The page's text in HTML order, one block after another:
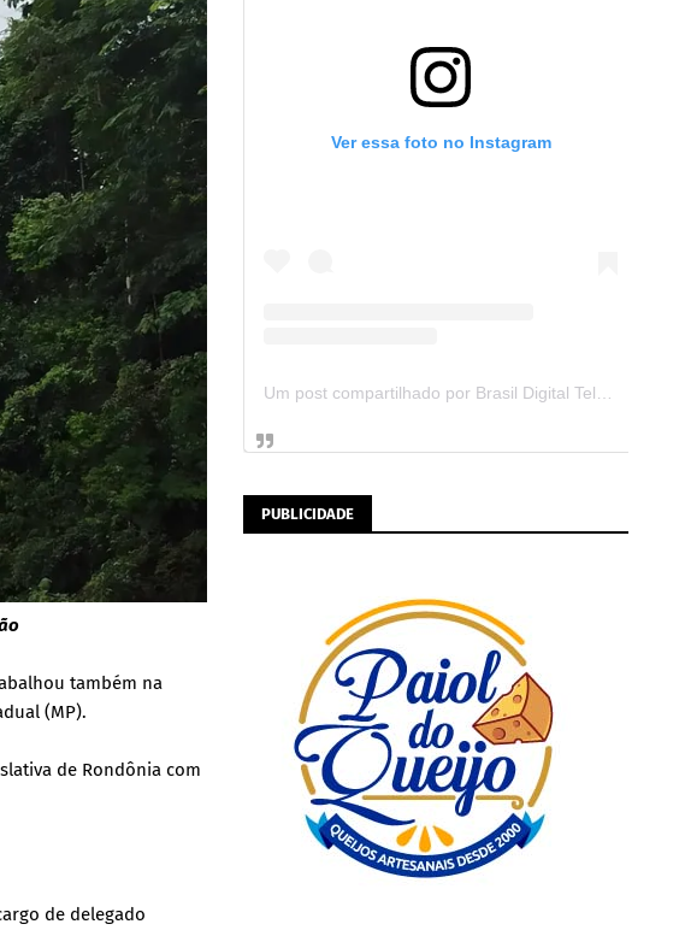
também na
(MP).
de Rondônia com
de delegado
Ver essa foto no Instagram
PUBLICIDADE